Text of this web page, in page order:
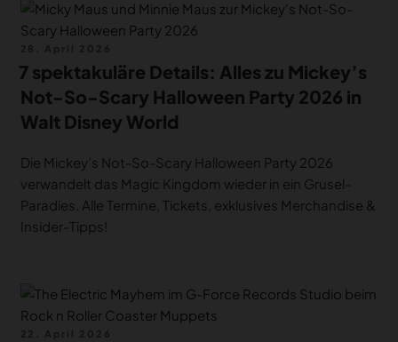
am
7 spektakuläre Details: Alles zu Mickey’s
Not-So-Scary Halloween Party 2026 in
Walt Disney World
Die Mickey’s Not-So-Scary Halloween Party 2026
verwandelt das Magic Kingdom wieder in ein Grusel-
Paradies. Alle Termine, Tickets, exklusives Merchandise &
Insider-Tipps!